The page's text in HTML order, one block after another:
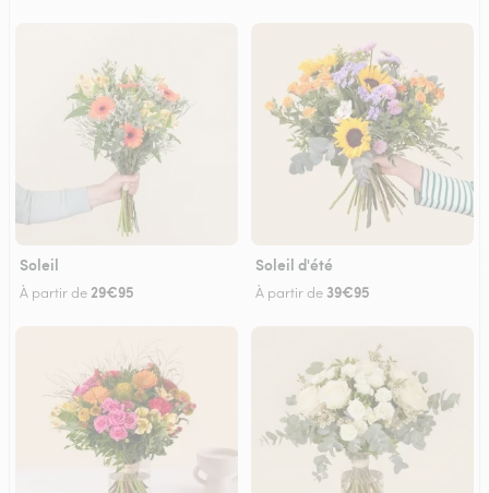
Soleil
À partir de 29€95
Soleil d'été
À partir de 39€95